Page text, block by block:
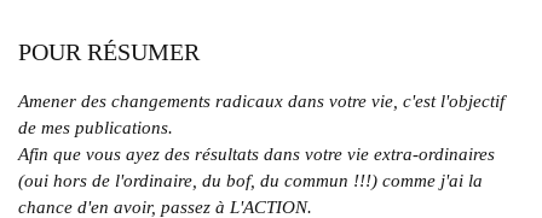
POUR RÉSUMER
Amener des changements radicaux dans votre vie, c'est l'objectif
de mes publications.
Afin que vous ayez des résultats dans votre vie extra-ordinaires
(oui hors de l'ordinaire, du bof, du commun !!!) comme j'ai la
chance d'en avoir, passez à L'ACTION.